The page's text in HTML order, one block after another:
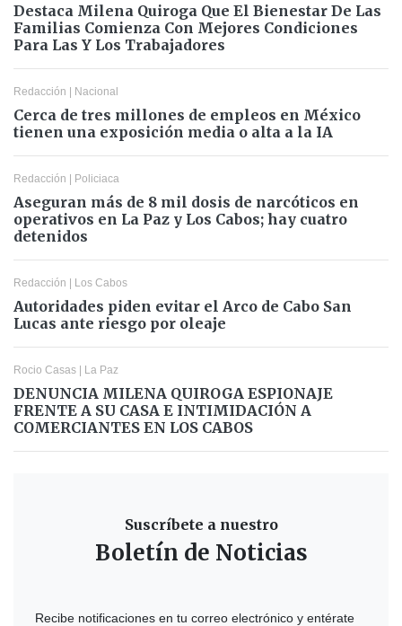
Destaca Milena Quiroga Que El Bienestar De Las
Familias Comienza Con Mejores Condiciones
Para Las Y Los Trabajadores
Redacción | Nacional
Cerca de tres millones de empleos en México
tienen una exposición media o alta a la IA
Redacción | Policiaca
Aseguran más de 8 mil dosis de narcóticos en
operativos en La Paz y Los Cabos; hay cuatro
detenidos
Redacción | Los Cabos
Autoridades piden evitar el Arco de Cabo San
Lucas ante riesgo por oleaje
Rocio Casas | La Paz
DENUNCIA MILENA QUIROGA ESPIONAJE
FRENTE A SU CASA E INTIMIDACIÓN A
COMERCIANTES EN LOS CABOS
Suscríbete a nuestro
Boletín de Noticias
Recibe notificaciones en tu correo electrónico y entérate